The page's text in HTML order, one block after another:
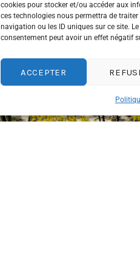
cookies pour stocker et/ou accéder aux
ces technologies nous permettra de
navigation ou les ID uniques sur ce site.
consentement peut avoir un effet négatif
ACCEPTER